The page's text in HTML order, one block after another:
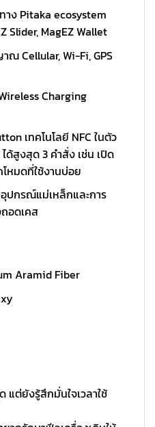
ง Pitaka ecosystem
Slider, MagEZ Wallet
Cellular, Wi-Fi, GPS
Charging
เทคโนโลยี NFC ในตัว
ด้สูงสุด 3 คำสั่ง เช่น เปิด
หมดที่ใช้งานบ่อย
ปกรณ์แม่เหล็กและการ
ถอดเคส
Aramid Fiber
แต่ยังรู้สึกมั่นใจเวลาใช้